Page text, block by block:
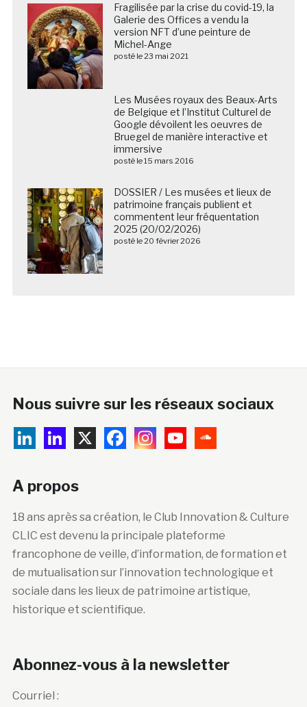
Fragilisée par la crise du covid-19, la
Galerie des Offices a vendu la
version NFT d’une peinture de
Michel-Ange
posté le 23 mai 2021
Les Musées royaux des Beaux-Arts
de Belgique et l’Institut Culturel de
Google dévoilent les oeuvres de
Bruegel de manière interactive et
immersive
posté le 15 mars 2016
DOSSIER / Les musées et lieux de
patrimoine français publient et
commentent leur fréquentation
2025 (20/02/2026)
posté le 20 février 2026
Nous suivre sur les réseaux sociaux
A propos
18 ans après sa création, le Club Innovation & Culture
CLIC est devenu la principale plateforme
francophone de veille, d’information, de formation et
de mutualisation sur l’innovation technologique et
sociale dans les lieux de patrimoine artistique,
historique et scientifique.
Abonnez-vous à la newsletter
Courriel :